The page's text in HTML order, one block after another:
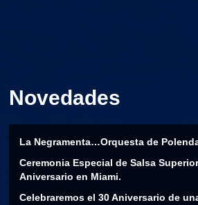
Novedades
La Negramenta…Orquesta de
Ceremonia Especial de Salsa
Aniversario en Miami.
Celebraremos el 30 Aniversario de